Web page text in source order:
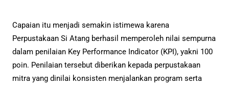
Capaian itu menjadi semakin istimewa karena
Perpustakaan Si Atang berhasil memperoleh nilai sempurna
dalam penilaian Key Performance Indicator (KPI), yakni 100
poin. Penilaian tersebut diberikan kepada perpustakaan
mitra yang dinilai konsisten menjalankan program serta